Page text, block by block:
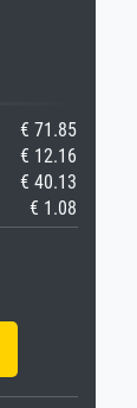
€ 71.85
€ 12.16
€ 40.13
€ 1.08